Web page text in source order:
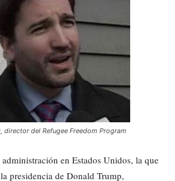
director del Refugee Freedom Program
en Estados Unidos, la que
presidencia de Donald Trump,